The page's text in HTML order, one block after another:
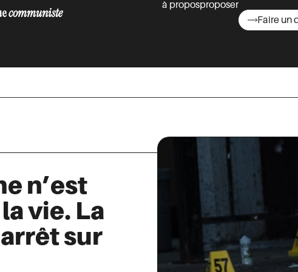
communiste à proposproposer
Faire un
n’est
vie. La
sur